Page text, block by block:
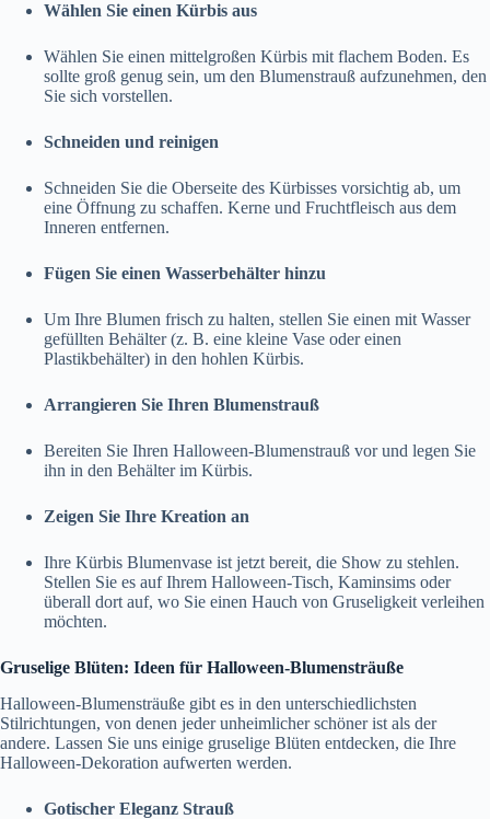
Wählen Sie einen Kürbis aus
Wählen Sie einen mittelgroßen Kürbis mit flachem Boden. Es
sollte groß genug sein, um den Blumenstrauß aufzunehmen, den
Sie sich vorstellen.
Schneiden und reinigen
Schneiden Sie die Oberseite des Kürbisses vorsichtig ab, um
eine Öffnung zu schaffen. Kerne und Fruchtfleisch aus dem
Inneren entfernen.
Fügen Sie einen Wasserbehälter hinzu
Um Ihre Blumen frisch zu halten, stellen Sie einen mit Wasser
gefüllten Behälter (z. B. eine kleine Vase oder einen
Plastikbehälter) in den hohlen Kürbis.
Arrangieren Sie Ihren Blumenstrauß
Bereiten Sie Ihren Halloween-Blumenstrauß vor und legen Sie
ihn in den Behälter im Kürbis.
Zeigen Sie Ihre Kreation an
Ihre Kürbis Blumenvase ist jetzt bereit, die Show zu stehlen.
Stellen Sie es auf Ihrem Halloween-Tisch, Kaminsims oder
überall dort auf, wo Sie einen Hauch von Gruseligkeit verleihen
möchten.
Gruselige Blüten: Ideen für Halloween-Blumensträuße
Halloween-Blumensträuße gibt es in den unterschiedlichsten
Stilrichtungen, von denen jeder unheimlicher schöner ist als der
andere. Lassen Sie uns einige gruselige Blüten entdecken, die Ihre
Halloween-Dekoration aufwerten werden.
Gotischer Eleganz Strauß